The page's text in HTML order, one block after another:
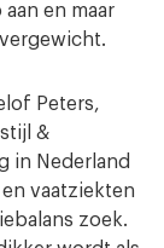
en maar
Peters,
&
in Nederland
vaatziekten
zoek.